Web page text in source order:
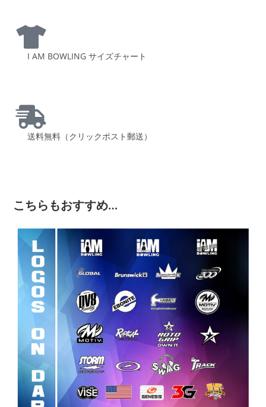
I AM BOWLING サイズチャート
送料無料（クリックポスト郵送）
こちらもおすすめ…